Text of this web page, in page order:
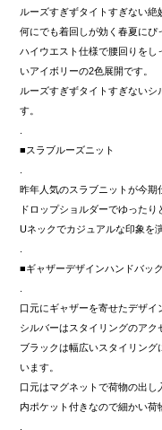
ルーズすぎずタイトすぎない
何にでも着回しが効く春夏にぴ
ハイウエスト仕様で腰回りをし
いアイボリーの2色展開です。
ルーズすぎずタイトすぎない
す。
■スラブルーズニット
昨年人気のスラブニットが今期
ドロップショルダーでゆったり
Uネックでカジュアルな印象を
■ギャザーデザインハンドバッ
口元にギャザーを寄せたデザ
シルバーはスタイリングのアク
ブラックは幅広いスタイリン
います。
口元はマグネットで荷物の出し
内ポケット付きなので細かい荷